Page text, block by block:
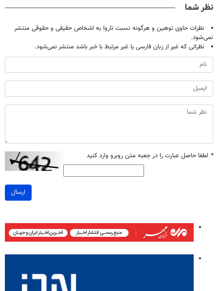
نظر شما
نظرات حاوی توهین و هرگونه نسبت ناروا به اشخاص حقیقی و حقوقی منتشر
نمی‌شود.
نظراتی که غیر از زبان فارسی یا غیر مرتبط با خبر باشد منتشر نمی‌شود.
* لطفا حاصل عبارت را در جعبه متن روبرو وارد کنید
ارسال